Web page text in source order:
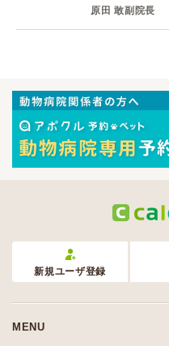
原田 敢副院長
新規ユーザ登録
MENU